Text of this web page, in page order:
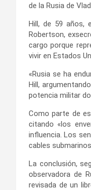
de la Rusia de
Hill, de 59 años,
Robertson,
cargo porque
vivir en Estados
«Rusia se ha
Hill,
potencia militar
Como parte de
citando «los
influencia. Los
cables
La conclusión,
observadora de
revisada de un